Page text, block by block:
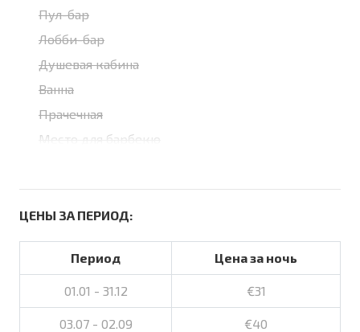
Пул-бар
Лобби-бар
Душевая кабина
Ванна
Прачечная
Место для барбекю
ЦЕНЫ ЗА ПЕРИОД:
Период Цена за ночь
01.01 - 31.12 €31
03.07 - 02.09 €40